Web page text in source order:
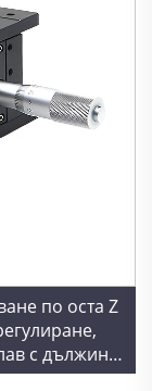
по оста Z
с дължина